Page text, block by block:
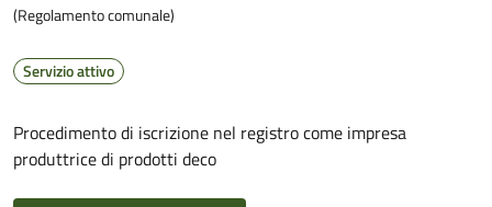
(Regolamento comunale)
Servizio attivo
Procedimento di iscrizione nel registro come impresa
produttrice di prodotti deco